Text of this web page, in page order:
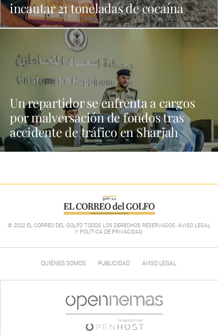
incautar 21 toneladas de cocaína
Un repartidor se enfrenta a cargos
por malversación de fondos tras
accidente de tráfico en Sharjah
© 2022 EL CORREO DEL GOLFO TODOS LOS DERECHOS RESERVADOS. AVISO LEGAL
Y POLÍTICA DE PRIVACIDAD.
QUIÉNES SOMOS PUBLICIDAD AVISO LEGAL